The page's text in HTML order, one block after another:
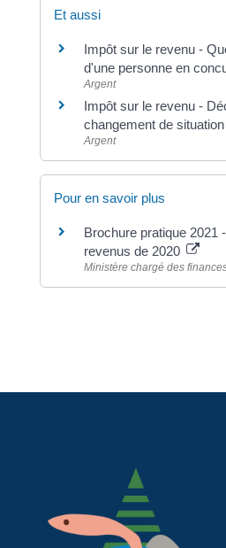
Et aussi
Impôt sur le revenu -
d'une personne en
Argent
Impôt sur le revenu -
changement de
Argent
Pour en savoir plus
Brochure pratique 2021
revenus de 2020
Ministère chargé des